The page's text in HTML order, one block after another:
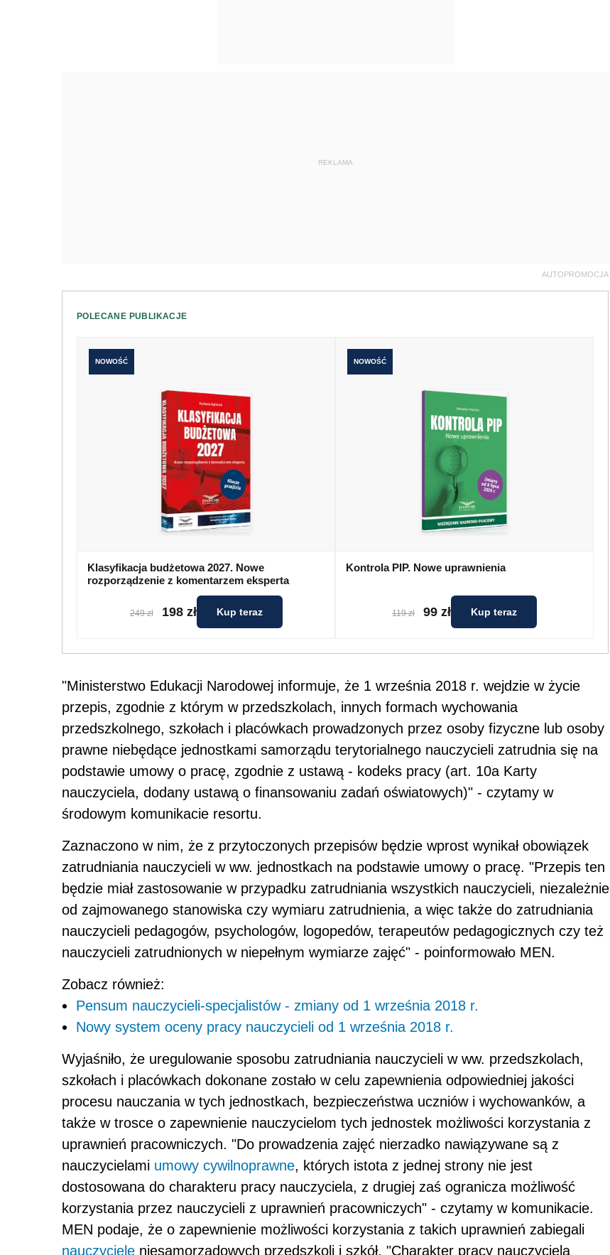
REKLAMA
AUTOPROMOCJA
POLECANE PUBLIKACJE
NOWOŚĆ
Klasyfikacja budżetowa 2027. Nowe
rozporządzenie z komentarzem eksperta
249 zł 198 zł Kup teraz
NOWOŚĆ
Kontrola PIP. Nowe uprawnienia
119 zł 99 zł Kup teraz
"Ministerstwo Edukacji Narodowej informuje, że 1 września 2018 r. wejdzie w życie
przepis, zgodnie z którym w przedszkolach, innych formach wychowania
przedszkolnego, szkołach i placówkach prowadzonych przez osoby fizyczne lub osoby
prawne niebędące jednostkami samorządu terytorialnego nauczycieli zatrudnia się na
podstawie umowy o pracę, zgodnie z ustawą - kodeks pracy (art. 10a Karty
nauczyciela, dodany ustawą o finansowaniu zadań oświatowych)" - czytamy w
środowym komunikacie resortu.
Zaznaczono w nim, że z przytoczonych przepisów będzie wprost wynikał obowiązek
zatrudniania nauczycieli w ww. jednostkach na podstawie umowy o pracę. "Przepis ten
będzie miał zastosowanie w przypadku zatrudniania wszystkich nauczycieli, niezależnie
od zajmowanego stanowiska czy wymiaru zatrudnienia, a więc także do zatrudniania
nauczycieli pedagogów, psychologów, logopedów, terapeutów pedagogicznych czy też
nauczycieli zatrudnionych w niepełnym wymiarze zajęć" - poinformowało MEN.
Zobacz również:
Pensum nauczycieli-specjalistów - zmiany od 1 września 2018 r.
Nowy system oceny pracy nauczycieli od 1 września 2018 r.
Wyjaśniło, że uregulowanie sposobu zatrudniania nauczycieli w ww. przedszkolach,
szkołach i placówkach dokonane zostało w celu zapewnienia odpowiedniej jakości
procesu nauczania w tych jednostkach, bezpieczeństwa uczniów i wychowanków, a
także w trosce o zapewnienie nauczycielom tych jednostek możliwości korzystania z
uprawnień pracowniczych. "Do prowadzenia zajęć nierzadko nawiązywane są z
nauczycielami umowy cywilnoprawne, których istota z jednej strony nie jest
dostosowana do charakteru pracy nauczyciela, z drugiej zaś ogranicza możliwość
korzystania przez nauczycieli z uprawnień pracowniczych" - czytamy w komunikacie.
MEN podaje, że o zapewnienie możliwości korzystania z takich uprawnień zabiegali
nauczyciele niesamorządowych przedszkoli i szkół. "Charakter pracy nauczyciela